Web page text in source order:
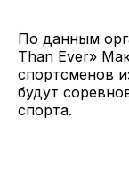
По данным
Than Ever»
спортсменов
будут
спорта.